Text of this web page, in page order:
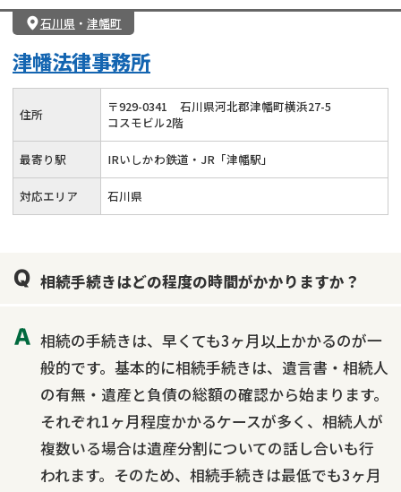
石川県 ・ 津幡町
津幡法律事務所
住所 〒929-0341
石川県河北郡津幡町横浜27-5
コスモビル2階
最寄り駅 IRいしかわ鉄道・JR「津幡駅」
対応エリア 石川県
相続手続きはどの程度の時間がかかりますか？
相続の手続きは、早くても3ヶ月以上かかるのが一
般的です。基本的に相続手続きは、遺言書・相続人
の有無・遺産と負債の総額の確認から始まります。
それぞれ1ヶ月程度かかるケースが多く、相続人が
複数いる場合は遺産分割についての話し合いも行
われます。そのため、相続手続きは最低でも3ヶ月